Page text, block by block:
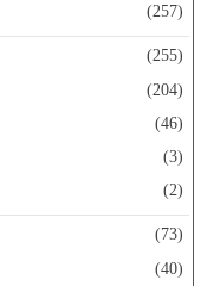
(257)
(255)
(204)
(46)
(3)
(2)
(73)
(40)